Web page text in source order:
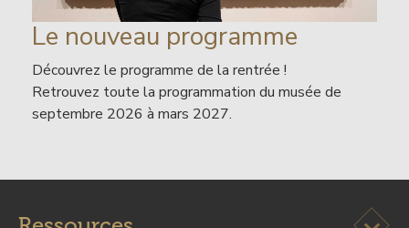
Titre
Le nouveau programme
Contenu
Découvrez le programme de la rentrée !
Retrouvez toute la programmation du musée de
septembre 2026 à mars 2027.
Ouvrir